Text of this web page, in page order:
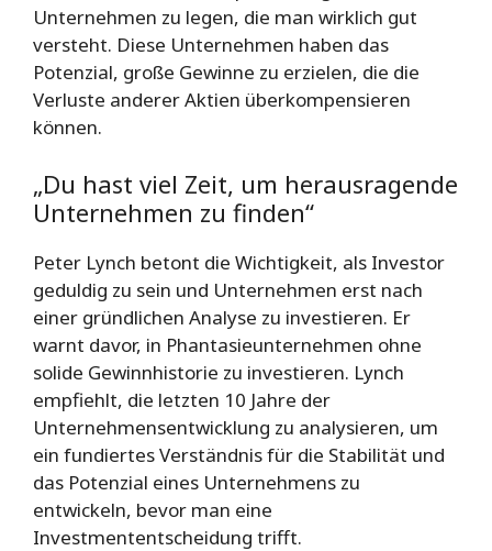
Unternehmen zu legen, die man wirklich gut
versteht. Diese Unternehmen haben das
Potenzial, große Gewinne zu erzielen, die die
Verluste anderer Aktien überkompensieren
können.
„Du hast viel Zeit, um herausragende
Unternehmen zu finden“
Peter Lynch betont die Wichtigkeit, als Investor
geduldig zu sein und Unternehmen erst nach
einer gründlichen Analyse zu investieren. Er
warnt davor, in Phantasieunternehmen ohne
solide Gewinnhistorie zu investieren. Lynch
empfiehlt, die letzten 10 Jahre der
Unternehmensentwicklung zu analysieren, um
ein fundiertes Verständnis für die Stabilität und
das Potenzial eines Unternehmens zu
entwickeln, bevor man eine
Investmententscheidung trifft.